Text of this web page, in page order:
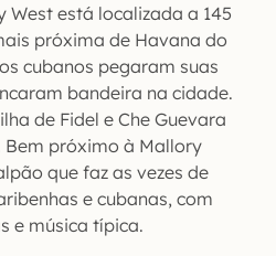
West está localizada a 145
próxima de Havana do
cubanos pegaram suas
bandeira na cidade.
de Fidel e Che Guevara
próximo à Mallory
que faz as vezes de
e cubanas, com
e música típica.